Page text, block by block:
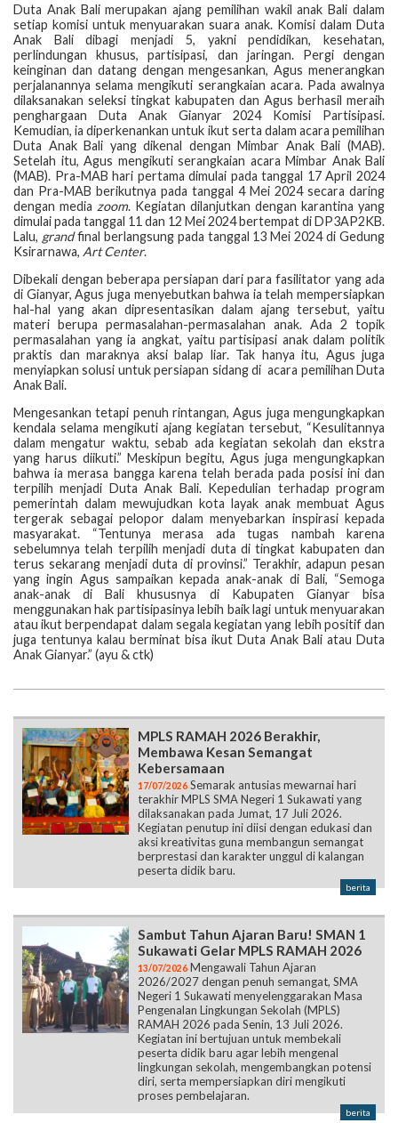
Duta Anak Bali merupakan ajang pemilihan wakil anak Bali dalam
setiap komisi untuk menyuarakan suara anak. Komisi dalam Duta
Anak Bali dibagi menjadi 5, yakni pendidikan, kesehatan,
perlindungan khusus, partisipasi, dan jaringan. Pergi dengan
keinginan dan datang dengan mengesankan, Agus menerangkan
perjalanannya selama mengikuti serangkaian acara. Pada awalnya
dilaksanakan seleksi tingkat kabupaten dan Agus berhasil meraih
penghargaan Duta Anak Gianyar 2024 Komisi Partisipasi.
Kemudian, ia diperkenankan untuk ikut serta dalam acara pemilihan
Duta Anak Bali yang dikenal dengan Mimbar Anak Bali (MAB).
Setelah itu, Agus mengikuti serangkaian acara Mimbar Anak Bali
(MAB). Pra-MAB hari pertama dimulai pada tanggal 17 April 2024
dan Pra-MAB berikutnya pada tanggal 4 Mei 2024 secara daring
dengan media zoom. Kegiatan dilanjutkan dengan karantina yang
dimulai pada tanggal 11 dan 12 Mei 2024 bertempat di DP3AP2KB.
Lalu, grandfinal berlangsung pada tanggal 13 Mei 2024 di Gedung
Ksirarnawa, Art Center.
Dibekali dengan beberapa persiapan dari para fasilitator yang ada
di Gianyar, Agus juga menyebutkan bahwa ia telah mempersiapkan
hal-hal yang akan dipresentasikan dalam ajang tersebut, yaitu
materi berupa permasalahan-permasalahan anak. Ada 2 topik
permasalahan yang ia angkat, yaitu partisipasi anak dalam politik
praktis dan maraknya aksi balap liar. Tak hanya itu, Agus juga
menyiapkan solusi untuk persiapan sidang di acara pemilihan Duta
Anak Bali.
Mengesankan tetapi penuh rintangan, Agus juga mengungkapkan
kendala selama mengikuti ajang kegiatan tersebut, “Kesulitannya
dalam mengatur waktu, sebab ada kegiatan sekolah dan ekstra
yang harus diikuti.” Meskipun begitu, Agus juga mengungkapkan
bahwa ia merasa bangga karena telah berada pada posisi ini dan
terpilih menjadi Duta Anak Bali. Kepedulian terhadap program
pemerintah dalam mewujudkan kota layak anak membuat Agus
tergerak sebagai pelopor dalam menyebarkan inspirasi kepada
masyarakat. “Tentunya merasa ada tugas nambah karena
sebelumnya telah terpilih menjadi duta di tingkat kabupaten dan
terus sekarang menjadi duta di provinsi.” Terakhir, adapun pesan
yang ingin Agus sampaikan kepada anak-anak di Bali, “Semoga
anak-anak di Bali khususnya di Kabupaten Gianyar bisa
menggunakan hak partisipasinya lebih baik lagi untuk menyuarakan
atau ikut berpendapat dalam segala kegiatan yang lebih positif dan
juga tentunya kalau berminat bisa ikut Duta Anak Bali atau Duta
Anak Gianyar.” (ayu & ctk)
MPLS RAMAH 2026 Berakhir,
Membawa Kesan Semangat
Kebersamaan
17/07/2026 Semarak antusias mewarnai hari
terakhir MPLS SMA Negeri 1 Sukawati yang
dilaksanakan pada Jumat, 17 Juli 2026.
Kegiatan penutup ini diisi dengan edukasi dan
aksi kreativitas guna membangun semangat
berprestasi dan karakter unggul di kalangan
peserta didik baru.
berita
Sambut Tahun Ajaran Baru! SMAN 1
Sukawati Gelar MPLS RAMAH 2026
13/07/2026 Mengawali Tahun Ajaran
2026/2027 dengan penuh semangat, SMA
Negeri 1 Sukawati menyelenggarakan Masa
Pengenalan Lingkungan Sekolah (MPLS)
RAMAH 2026 pada Senin, 13 Juli 2026.
Kegiatan ini bertujuan untuk membekali
peserta didik baru agar lebih mengenal
lingkungan sekolah, mengembangkan potensi
diri, serta mempersiapkan diri mengikuti
proses pembelajaran.
berita